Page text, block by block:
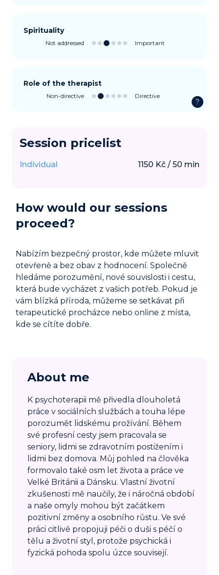
Spirituality
Not addressed Important
Role of the therapist
Non-directive Directive
?
Session pricelist
Individual 1150 Kč / 50 min
How would our sessions
proceed?
Nabízím bezpečný prostor, kde můžete mluvit
otevřeně a bez obav z hodnocení. Společně
hledáme porozumění, nové souvislosti i cestu,
která bude vycházet z vašich potřeb. Pokud je
vám blízká příroda, můžeme se setkávat při
terapeutické procházce nebo online z místa,
kde se cítíte dobře.
About me
K psychoterapii mě přivedla dlouholetá
práce v sociálních službách a touha lépe
porozumět lidskému prožívání. Během
své profesní cesty jsem pracovala se
seniory, lidmi se zdravotním postižením i
lidmi bez domova. Můj pohled na člověka
formovalo také osm let života a práce ve
Velké Británii a Dánsku. Vlastní životní
zkušenosti mě naučily, že i náročná období
a naše omyly mohou být začátkem
pozitivní změny a osobního růstu. Ve své
práci citlivě propojuji péči o duši s péčí o
tělu a životní styl, protože psychická i
fyzická pohoda spolu úzce souvisejí.